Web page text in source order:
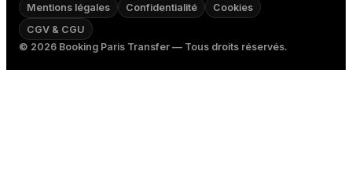
Mentions légales
Confidentialité
Cookies
CGV & CGU
© 2026 Booking Paris Transfer — Tous droits réservés.